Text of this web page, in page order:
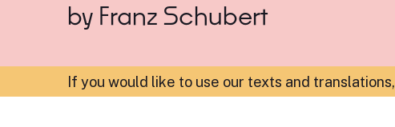
by Franz Schubert
If you would like to use our texts and translations,